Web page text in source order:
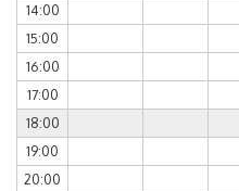
14:00
15:00
16:00
17:00
18:00
19:00
20:00